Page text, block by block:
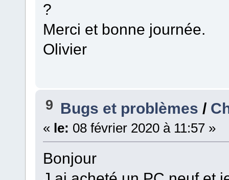
?
Merci et bonne journée.
Olivier
9 Bugs et problèmes /
« le: 08 février 2020 à 11:57 »
Bonjour